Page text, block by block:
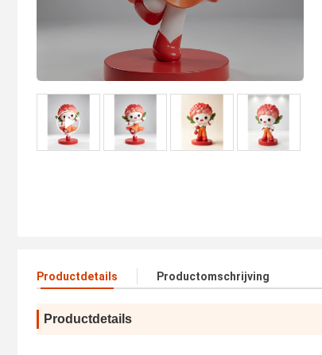
Productdetails Productomschrijving
Productdetails